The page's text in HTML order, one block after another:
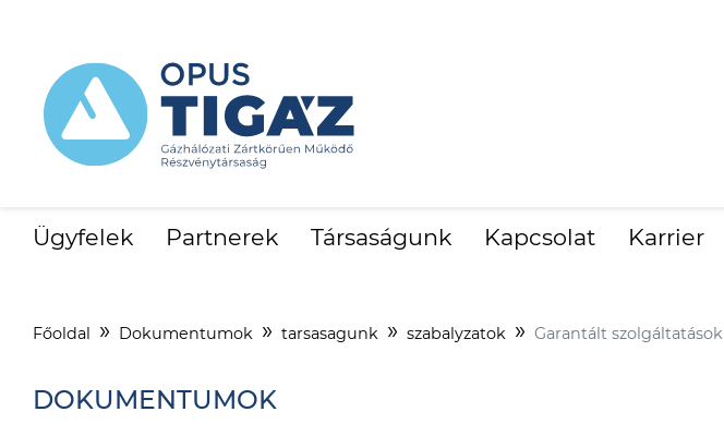
Ügyfelek Partnerek Társaságunk Kapcsolat Karrier
Főoldal Dokumentumok tarsasagunk szabalyzatok Garantált szolgáltatások
DOKUMENTUMOK